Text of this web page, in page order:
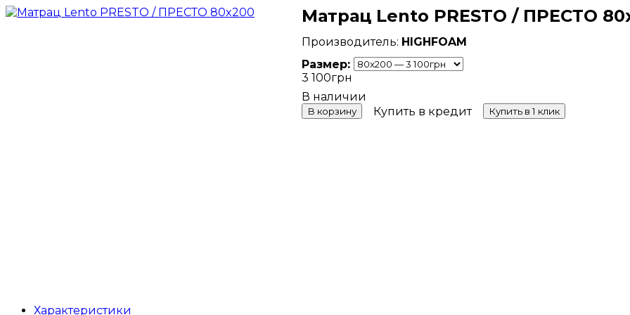
Матрац Lento PRESTO / ПРЕСТО
HIGHFOAM
Размер:
3 100грн
В корзину Купить в кредит Купить в 1 клик
Характеристики